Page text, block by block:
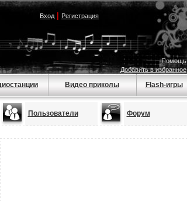
Вход| Регистрация
Помощь
Добавить в избранное
Видео приколы Flash-игры
Пользователи Форум